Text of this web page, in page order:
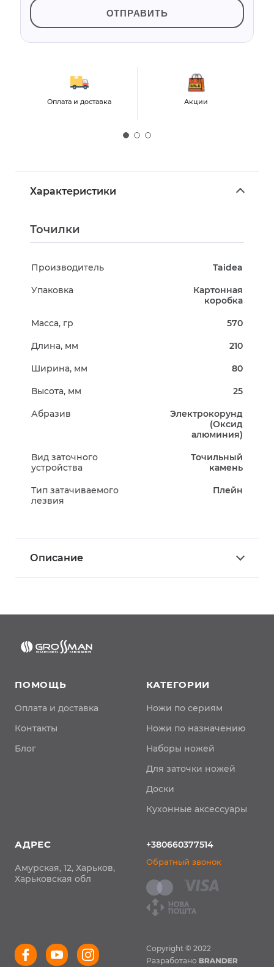
ОТПРАВИТЬ
Оплата и доставка Акции
Характеристики
Точилки
Производитель Taidea
Упаковка
Картонная
коробка
Масса, гр 570
Длина, мм 210
Ширина, мм 80
Высота, мм 25
Абразив
Электрокорунд
(Оксид
алюминия)
Вид заточного
устройства
Точильный
камень
Тип затачиваемого
лезвия
Плейн
Описание
ПОМОЩЬ
Оплата и доставка
Контакты
Блог
КАТЕГОРИИ
Ножи по сериям
Ножи по назначению
Наборы ножей
Для заточки ножей
Доски
Кухонные аксессуары
АДРЕС
Амурская, 12, Харьков,
Харьковская обл
+380660377514
Обратный звонок
Copyright © 2022
Разработано